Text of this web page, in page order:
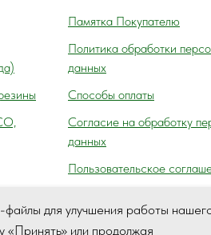
для улучшения работы
«Принять» или продолжая
Памятка Покупателю
Политика обработки
данных
Способы оплаты
Согласие на обработку
данных
Пользовательское